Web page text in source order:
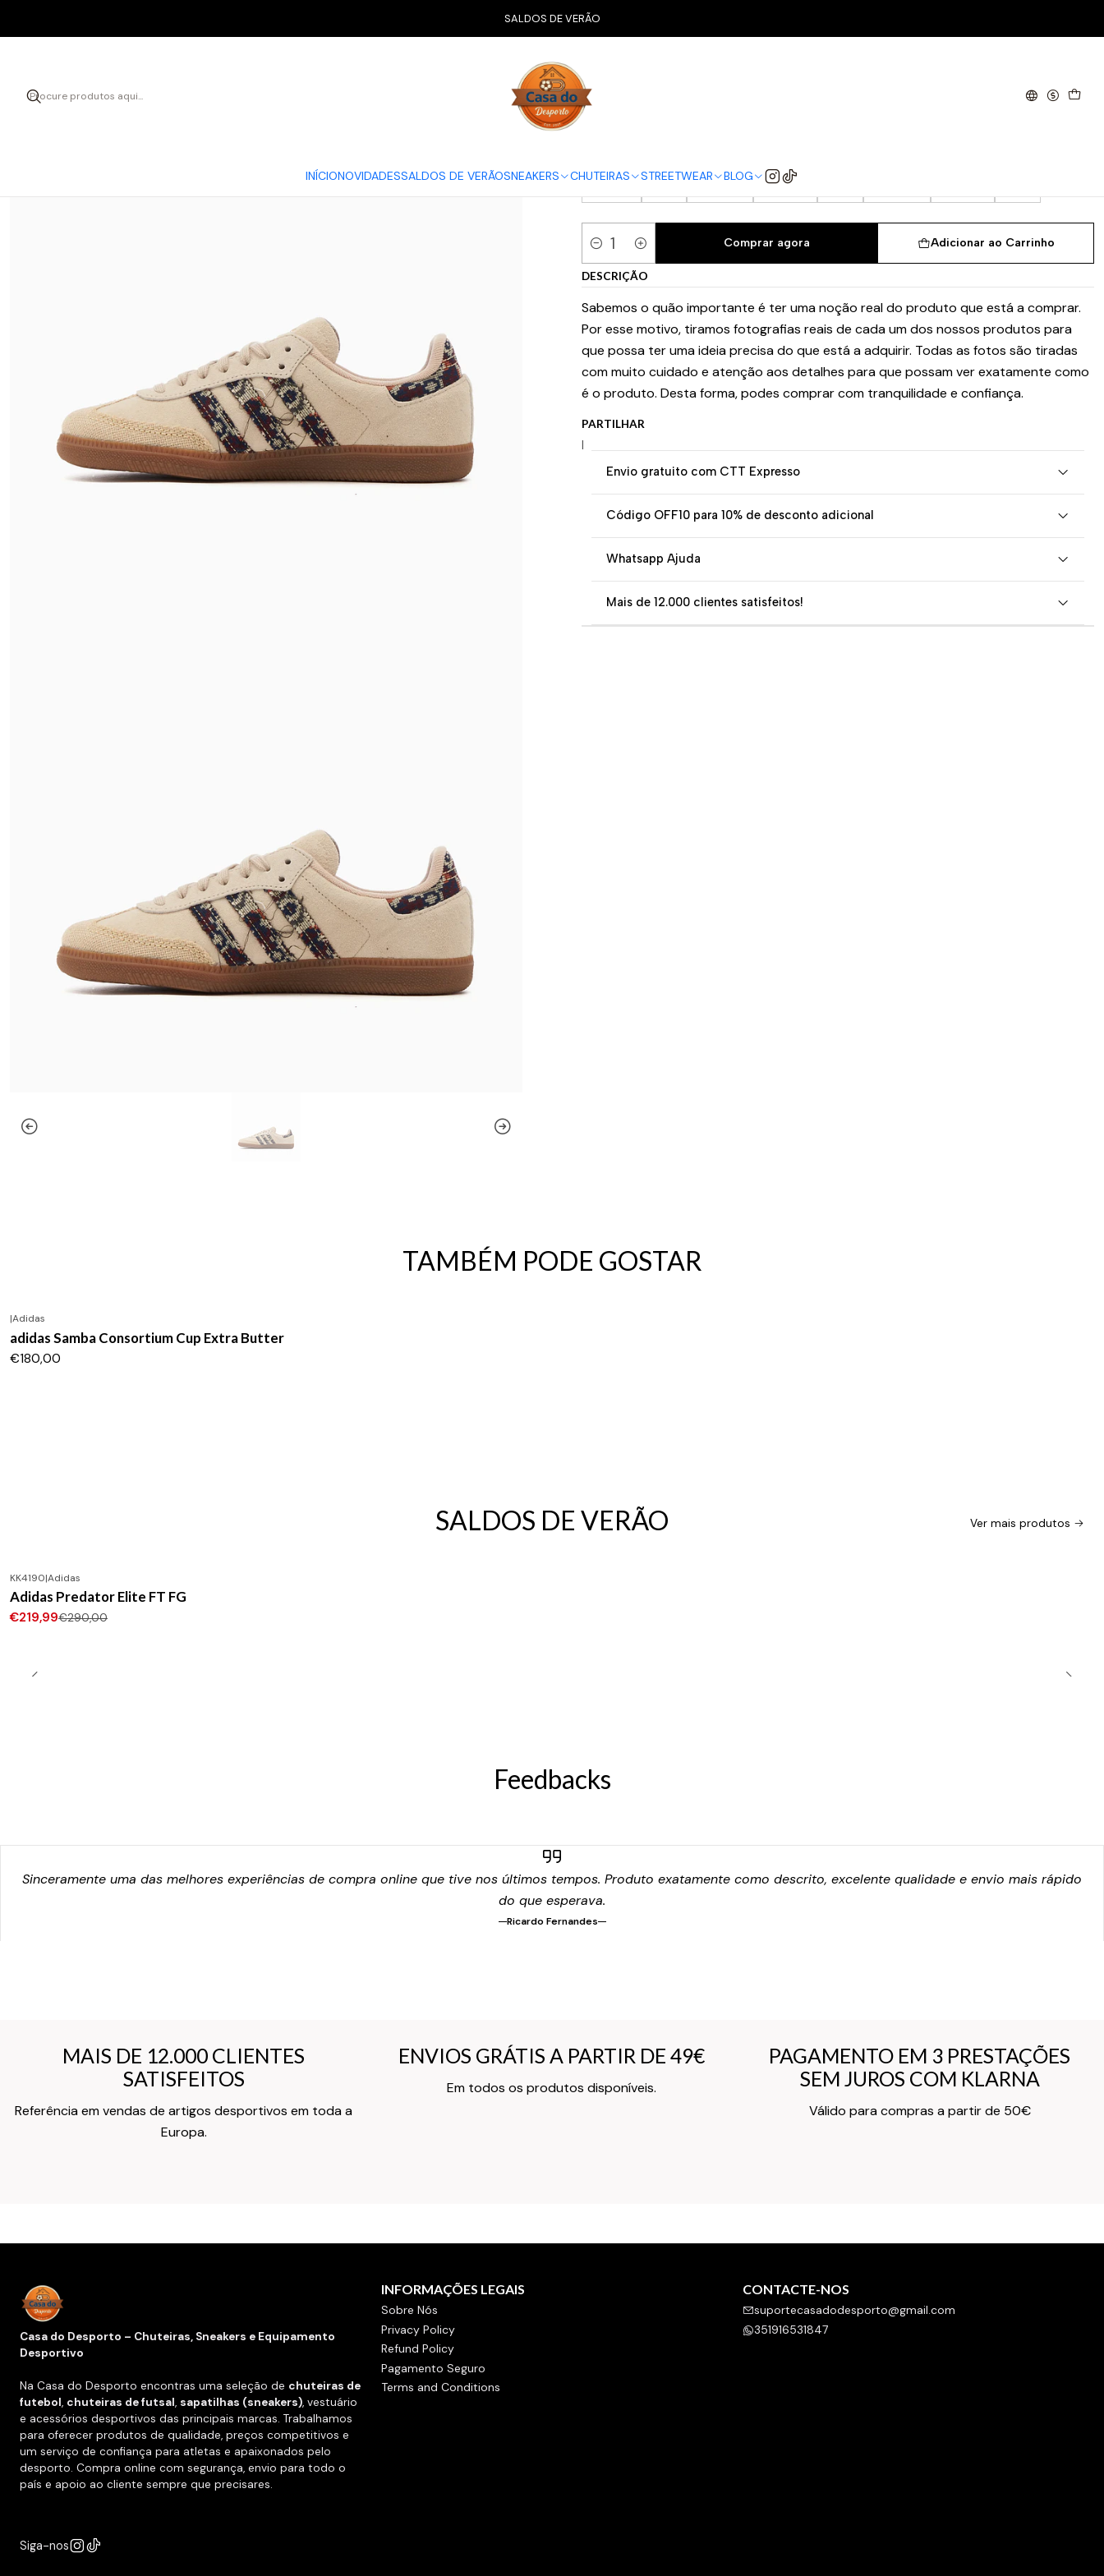
INÍCIONOVIDADESSALDOS DE VERÃOSNEAKERS CHUTEIRAS STREETWEAR BLOG
SALDOS DE VERÃO
Samba adidas Samba Consortium Cup END. Past
adidas Samba Consortium Cup END. Past
43 1/3
Quantidade
Adicionar ao Carrinho
Comprar agora
DESCRIÇÃO
Sabemos o quão importante é ter uma noção real do produto que está a comprar.
Por esse motivo, tiramos fotografias reais de cada um dos nossos produtos para
que possa ter uma ideia precisa do que está a adquirir. Todas as fotos são tiradas
com muito cuidado e atenção aos detalhes para que possam ver exatamente como
é o produto. Desta forma, podes comprar com tranquilidade e confiança.
PARTILHAR
|
Envio gratuito com CTT Expresso
Código OFF10 para 10% de desconto adicional
Whatsapp Ajuda
Mais de 12.000 clientes satisfeitos!
TAMBÉM PODE GOSTAR
|Adidas
adidas Samba Consortium Cup Extra Butter
€180,00
SALDOS DE VERÃO Ver mais produtos
-24%DESCONTO
Novo
KK4190|Adidas
Adidas Predator Elite FT FG
€219,99€290,00
Feedbacks
Sinceramente uma das melhores experiências de compra online que tive nos últimos tempos. Produto exatamente como descrito, excelente qualidade e envio mais rápido
do que esperava.
Ricardo Fernandes
MAIS DE 12.000 CLIENTES
SATISFEITOS
Referência em vendas de artigos desportivos em toda a
Europa.
MAIS DE 12.000 CLIENTES
SATISFEITOS
Texto do Verso do Cartão de Informação
ENVIOS GRÁTIS A PARTIR DE 49€
Em todos os produtos disponíveis.
ENVIOS GRÁTIS A PARTIR DE 49€
Texto do Verso do Cartão de Informação
PAGAMENTO EM 3 PRESTAÇÕES
SEM JUROS COM KLARNA
Válido para compras a partir de 50€
PAGAMENTO EM 3 PRESTAÇÕES
SEM JUROS COM KLARNA
Texto do Verso do Cartão de Informação
Casa do Desporto – Chuteiras, Sneakers e Equipamento
Desportivo
Na Casa do Desporto encontras uma seleção de chuteiras de
futebol, chuteiras de futsal, sapatilhas (sneakers), vestuário
e acessórios desportivos das principais marcas. Trabalhamos
para oferecer produtos de qualidade, preços competitivos e
um serviço de confiança para atletas e apaixonados pelo
desporto. Compra online com segurança, envio para todo o
país e apoio ao cliente sempre que precisares.
Siga-nos
INFORMAÇÕES LEGAIS
Sobre Nós
Privacy Policy
Refund Policy
Pagamento Seguro
Terms and Conditions
CONTACTE-NOS
suportecasadodesporto@gmail.com
351916531847